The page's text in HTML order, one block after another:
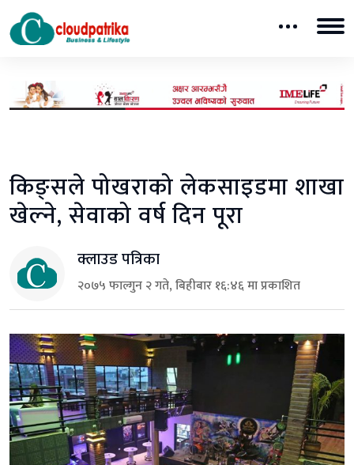
किङ्सले पोखराको लेकसाइडमा शाखा
खेल्ने, सेवाको वर्ष दिन पूरा
क्लाउड पत्रिका
२०७५ फाल्गुन २ गते, बिहीबार १६:४६ मा प्रकाशित